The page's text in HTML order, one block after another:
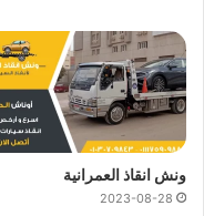
ونش انقاذ العمرانية
2023-08-28